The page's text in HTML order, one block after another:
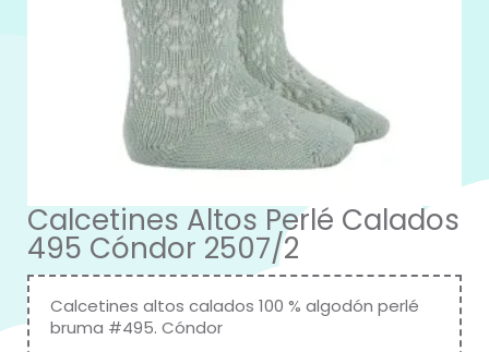
Calcetines Altos Perlé Calados
495 Cóndor 2507/2
Calcetines altos calados 100 % algodón perlé
bruma #495. Cóndor